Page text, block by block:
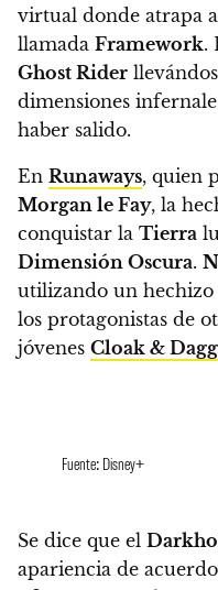
virtual donde atrapa a
llamada Framework.
Ghost Rider
dimensiones
haber salido.
En Runaways, quien
Morgan le Fay, la
conquistar la Tierra
Dimensión Oscura.
utilizando un hechizo
los protagonistas de
jóvenes Cloak &
Fuente: Disney+
Se dice que el
apariencia de